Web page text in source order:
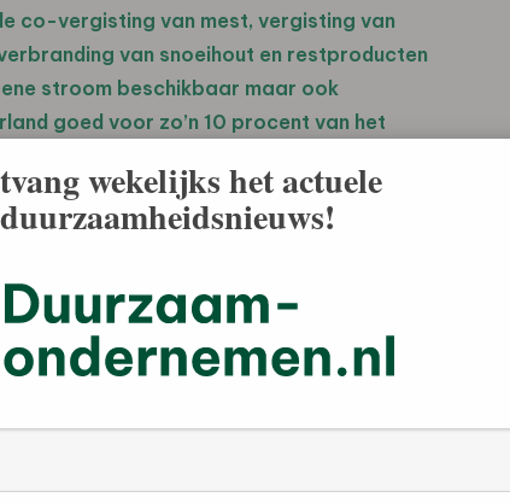
co-vergisting van mest, vergisting van
van snoeihout en restproducten
stroom beschikbaar maar ook
goed voor zo’n 10 procent van het
LTO-glaskracht, Productschap
Platform Agrologistiek, Koninklijke
Platform Hout Nederland en het
van Financiën hebben het
en economie te combineren. Andere
van de vervanging van fossiele
‘Kas als Energiebron’.
wekelijks het actuele
duurzaamheidsnieuws!